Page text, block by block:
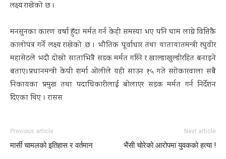
लक्ष्य राखेको छ ।
मनसुनका कारण वर्षा हुँदा मर्मत गर्न केही समस्या भए पनि घाम लाग्ने वित्तिकै
कालोपत्र गर्ने लक्ष्य राखेको छ । भौतिक पूर्वाधार तथा यातायातमन्त्री रघुवीर
महासेठले भदौ दोस्रो साताभित्रै सडक मर्मत गरिने र खाल्डाखुल्डीरहित बनाइने
बताए।प्रधानमन्त्री केपी शर्मा ओलीले यही साउन १५ गते सरोकारवाला सबै
निकायका प्रमुख तथा पदाधिकारीलाई बोलाएर सडक मर्मत गर्न निर्देशन
दिएका थिए । रासस
Previous article
मार्सी चामलको इतिहास र वर्तमान
Next article
भैंसी चोरेको आरोपमा युवकको हत्या !